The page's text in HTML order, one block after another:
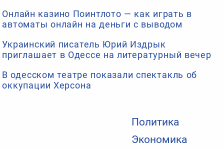
Политика
Экономика
Онлайн казино Поинтлото — как играть в
автоматы онлайн на деньги с выводом
Украинский писатель Юрий Издрык
приглашает в Одессе на литературный вечер
В одесском театре показали спектакль об
оккупации Херсона